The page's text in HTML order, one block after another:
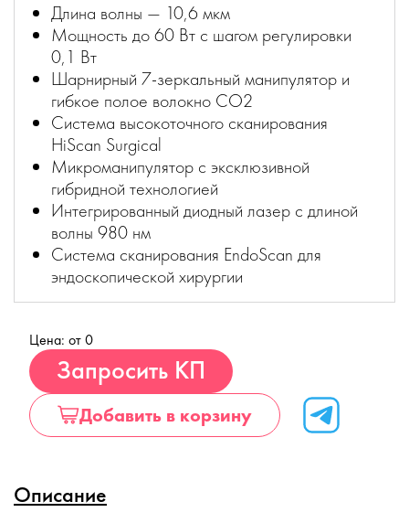
Длина волны — 10,6 мкм
Мощность до 60 Вт с шагом регулировки
0,1 Вт
Шарнирный 7-зеркальный манипулятор и
гибкое полое волокно CO2
Система высокоточного сканирования
HiScan Surgical
Микроманипулятор с эксклюзивной
гибридной технологией
Интегрированный диодный лазер с длиной
волны 980 нм
Система сканирования EndoScan для
эндоскопической хирургии
Цена: от 0
Запросить КП
Добавить в корзину
Описание